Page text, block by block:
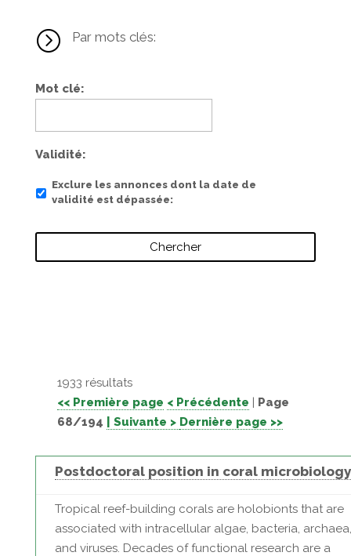
= Par mots clés:
Mot clé
Validité
Exclure les annonces dont la date de
validité est dépassée
1933 résultats
<< Première page < Précédente | Page
68/194
| Suivante > Dernière page >>
Postdoctoral position in coral microbiology
Tropical reef-building corals are holobionts that are
associated with intracellular algae, bacteria,
and viruses. Decades of functional research are a